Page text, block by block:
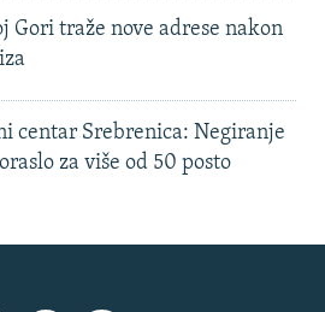
Gori traže nove adrese nakon
centar Srebrenica: Negiranje
za više od 50 posto